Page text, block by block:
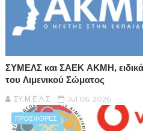
ΣΥΜΕΛΣ και ΣΑΕΚ ΑΚΜΗ, ειδικά
του Λιμενικού Σώματος
ΣΥ.Μ.Ε.Λ.Σ. Jul 06, 2026
ΠΡΟΣΦΟΡΕΣ